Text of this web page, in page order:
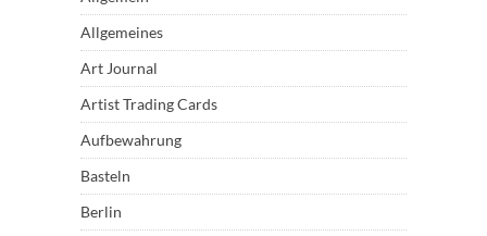
Allgemeines
Art Journal
Artist Trading Cards
Aufbewahrung
Basteln
Berlin